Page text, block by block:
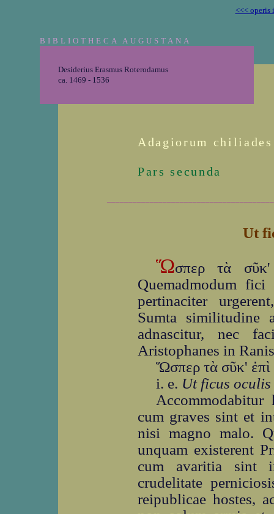
<<< operis
BIBLIOTHECA AUGUSTANA
Desiderius Erasmus Roterodamus
ca. 1469 - 1536
Adagiorum chiliades
Pars secunda
Ut
Ὥσπερ τὰ
Quemadmodum
pertinaciter
Sumta
adnascitur, nec
Aristophanes in
Ὥσπερ τὰ σῦκ' ἐπὶ
i. e. Ut ficus
cum graves sint et
nisi magno malo.
unquam existerent
cum avaritia sint
crudelitate
reipublicae hostes,